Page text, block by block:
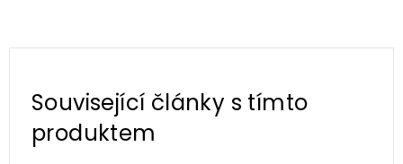
Související články s tímto
produktem